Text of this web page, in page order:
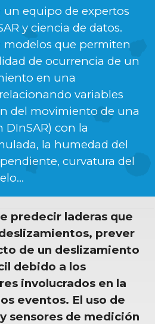
equipo de expertos
y ciencia de datos.
modelos que permiten
de ocurrencia de un
en una
variables
del movimiento de una
DInSAR) con la
la humedad del
curvatura del
predecir laderas que
prever
de un deslizamiento
debido a los
involucrados en la
eventos. El uso de
sensores de medición